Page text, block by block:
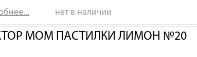
нет в наличии
МОМ ПАСТИЛКИ ЛИМОН №20